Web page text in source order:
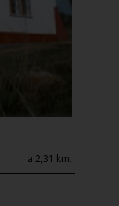
a 2,31 km.